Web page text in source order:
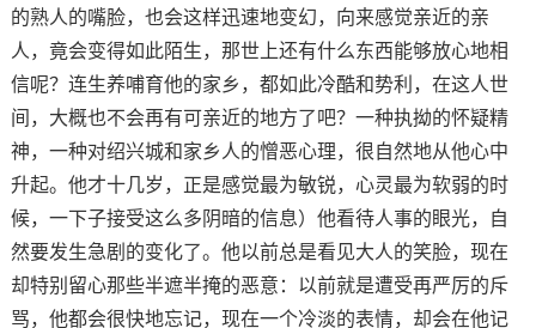
的熟人的嘴脸，也会这样迅速地变幻，向来感觉亲近的亲
人，竟会变得如此陌生，那世上还有什么东西能够放心地相
信呢？连生养哺育他的家乡，都如此冷酷和势利，在这人世
间，大概也不会再有可亲近的地方了吧？一种执拗的怀疑精
神，一种对绍兴城和家乡人的憎恶心理，很自然地从他心中
升起。他才十几岁，正是感觉最为敏锐，心灵最为软弱的时
候，一下子接受这么多阴暗的信息）他看待人事的眼光，自
然要发生急剧的变化了。他以前总是看见大人的笑脸，现在
却特别留心那些半遮半掩的恶意：以前就是遭受再严厉的斥
骂，他都会很快地忘记，现在一个冷淡的表情，却会在他记